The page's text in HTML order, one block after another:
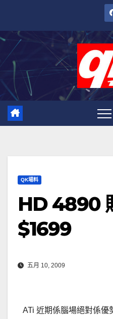
內
QK場料
HD 4890
$1699
五月 10, 2009
ATi 近期係腦場絕對係優